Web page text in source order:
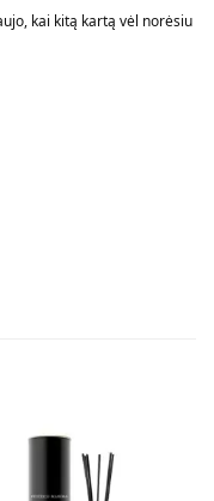
kai kitą kartą vėl norėsiu